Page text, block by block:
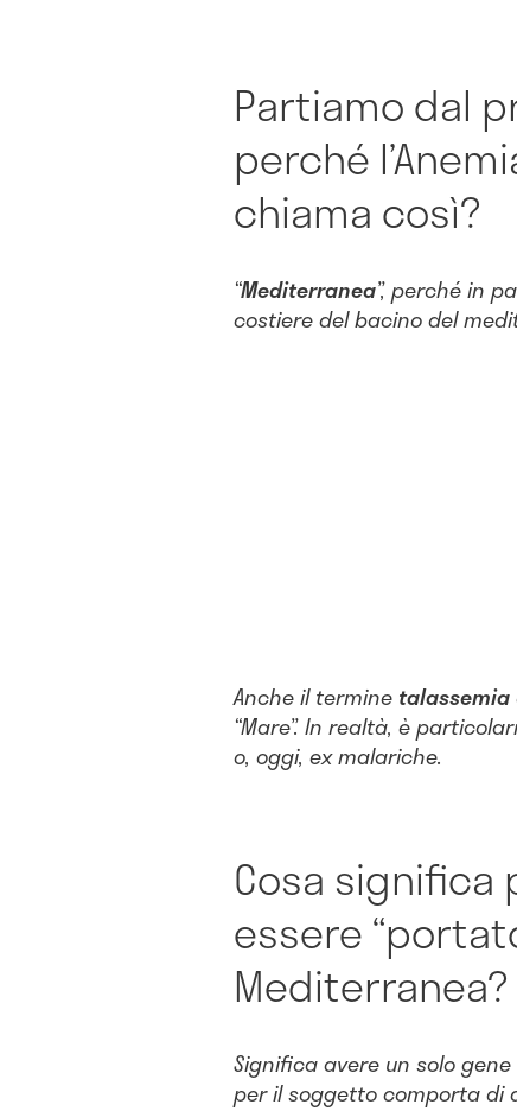
Partiamo dal
perché
chiama così?
“Mediterranea”, perché in
costiere del bacino del
Anche il termine talassemia
“Mare”. In realtà, è
o, oggi, ex malariche.
Cosa significa
essere
Mediterranea?
Significa avere un solo gene
per il soggetto comporta di